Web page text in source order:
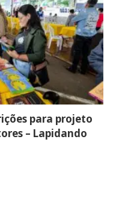
para projeto
– Lapidando